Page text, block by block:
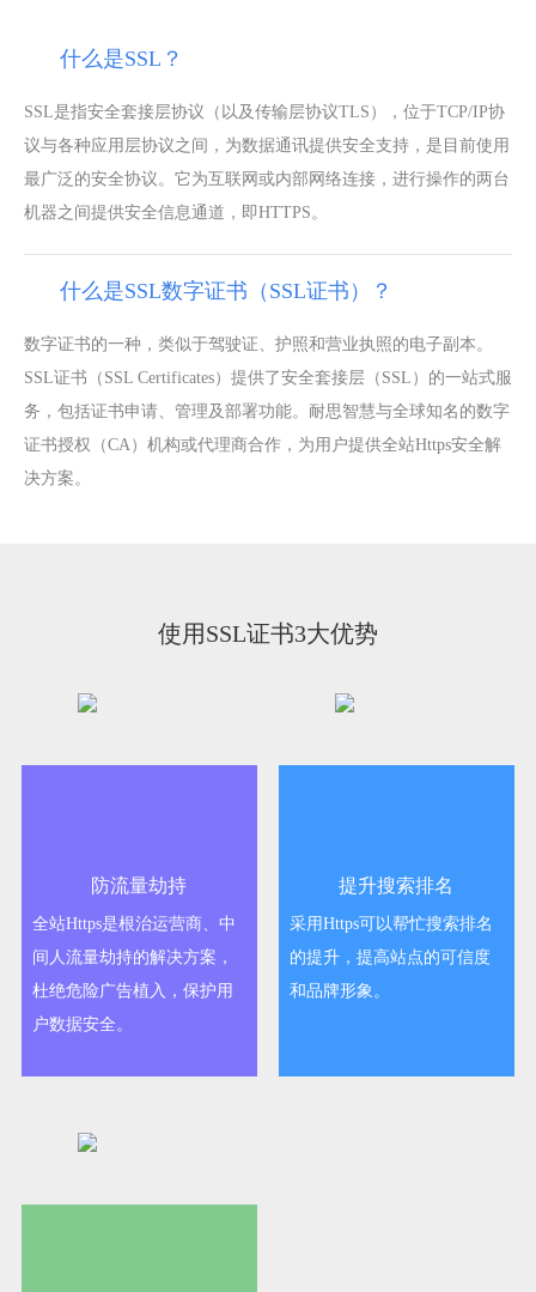
什么是SSL？
SSL是指安全套接层协议（以及传输层协议TLS），位于TCP/IP协
议与各种应用层协议之间，为数据通讯提供安全支持，是目前使用
最广泛的安全协议。它为互联网或内部网络连接，进行操作的两台
机器之间提供安全信息通道，即HTTPS。
什么是SSL数字证书（SSL证书）？
数字证书的一种，类似于驾驶证、护照和营业执照的电子副本。
SSL证书（SSL Certificates）提供了安全套接层（SSL）的一站式服
务，包括证书申请、管理及部署功能。耐思智慧与全球知名的数字
证书授权（CA）机构或代理商合作，为用户提供全站Https安全解
决方案。
使用SSL证书3大优势
防流量劫持
全站Https是根治运营商、中
间人流量劫持的解决方案，
杜绝危险广告植入，保护用
户数据安全。
提升搜索排名
采用Https可以帮忙搜索排名
的提升，提高站点的可信度
和品牌形象。